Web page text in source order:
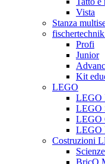
Vista
Stanza
Profi
Junior
Kit
LEGO
LEGO
LEGO
LEGO
LEGO
Costruzioni
Scienze
BricQ